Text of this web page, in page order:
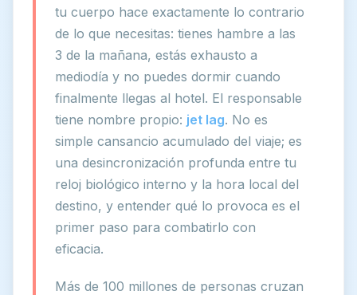
tu cuerpo hace exactamente lo contrario
de lo que necesitas: tienes hambre a las
3 de la mañana, estás exhausto a
mediodía y no puedes dormir cuando
finalmente llegas al hotel. El responsable
tiene nombre propio: jet lag. No es
simple cansancio acumulado del viaje; es
una desincronización profunda entre tu
reloj biológico interno y la hora local del
destino, y entender qué lo provoca es el
primer paso para combatirlo con
eficacia.
Más de 100 millones de personas cruzan